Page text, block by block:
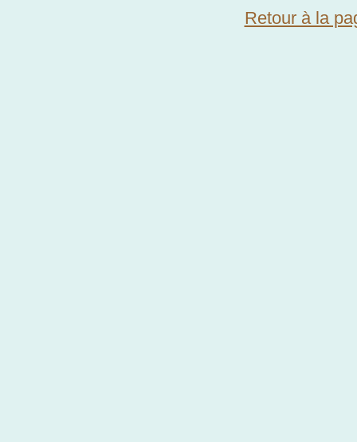
Retour à la